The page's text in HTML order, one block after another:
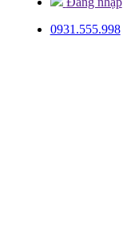
0931.555.998